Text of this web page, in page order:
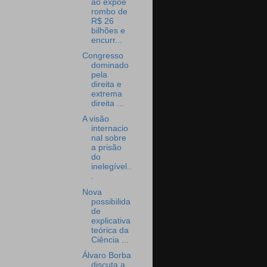
ão expõe
rombo de
R$ 26
bilhões e
encurr...
Congresso
dominado
pela
direita e
extrema
direita ...
A visão
internacio
nal sobre
a prisão
do
inelegível..
.
Nova
possibilida
de
explicativa
teórica da
Ciência ...
Álvaro Borba
discuta a